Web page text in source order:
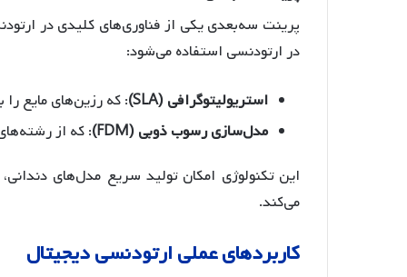
پرینت سه‌بعدی یکی از فناوری‌های کلیدی در
در ارتودنسی استفاده می‌شود:
استریولیتوگرافی(SLA)
: که رزین‌های مایع را
مدلسازیرسوبذوبی(FDM)
: که از
این تکنولوژی امکان تولید سریع مدل‌های
می‌کند.
کاربردهایعملی ارتودنسیدیجیتال